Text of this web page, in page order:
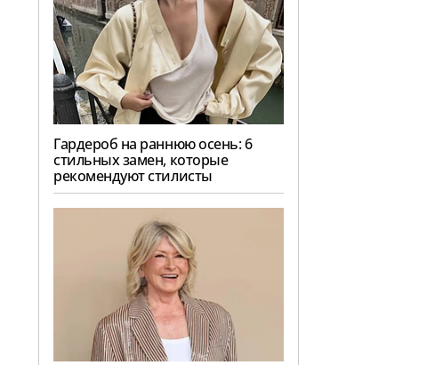
Гардероб на раннюю осень: 6
стильных замен, которые
рекомендуют стилисты